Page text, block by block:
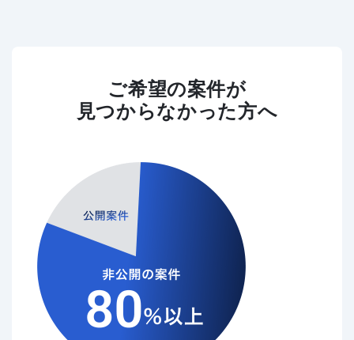
ご希望の案件が
見つからなかった方へ